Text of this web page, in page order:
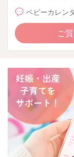
ベビーカレン
ご